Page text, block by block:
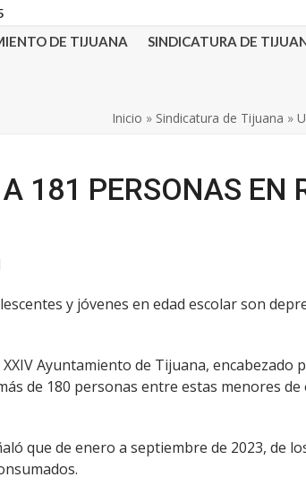
DE TIJUANA SINDICATURA DE
Inicio » Sindicatura de Tijuana »
181 PERSONAS EN
y jóvenes en edad escolar son
Ayuntamiento de Tijuana,
de 180 personas entre estas menores
que de enero a septiembre de 2023, de